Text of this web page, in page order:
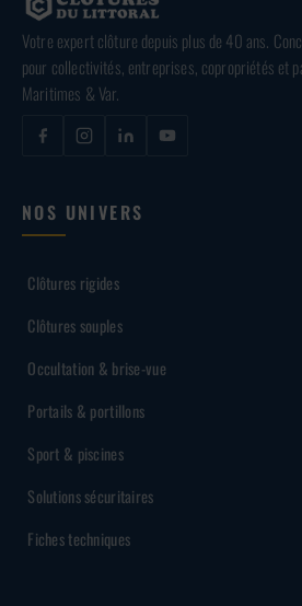
Votre expert clôture depuis plus de 40 ans.
pour collectivités, entreprises, copropriétés et
Maritimes & Var.
NOS UNIVERS
Clôtures rigides
Clôtures souples
Occultation & brise-vue
Portails & portillons
Sport & piscines
Solutions sécuritaires
Fiches techniques